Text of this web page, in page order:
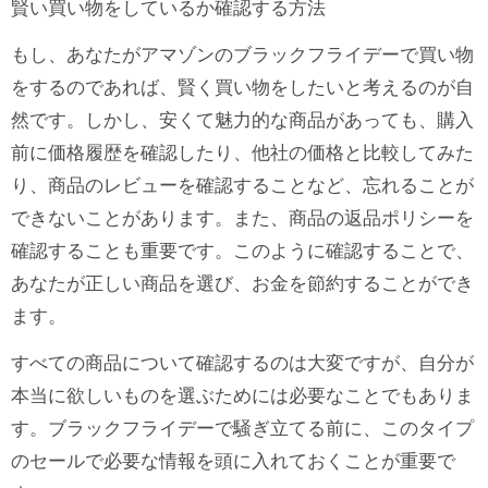
賢い買い物をしているか確認する方法
もし、あなたがアマゾンのブラックフライデーで買い物
をするのであれば、賢く買い物をしたいと考えるのが自
然です。しかし、安くて魅力的な商品があっても、購入
前に価格履歴を確認したり、他社の価格と比較してみた
り、商品のレビューを確認することなど、忘れることが
できないことがあります。また、商品の返品ポリシーを
確認することも重要です。このように確認することで、
あなたが正しい商品を選び、お金を節約することができ
ます。
すべての商品について確認するのは大変ですが、自分が
本当に欲しいものを選ぶためには必要なことでもありま
す。ブラックフライデーで騒ぎ立てる前に、このタイプ
のセールで必要な情報を頭に入れておくことが重要で